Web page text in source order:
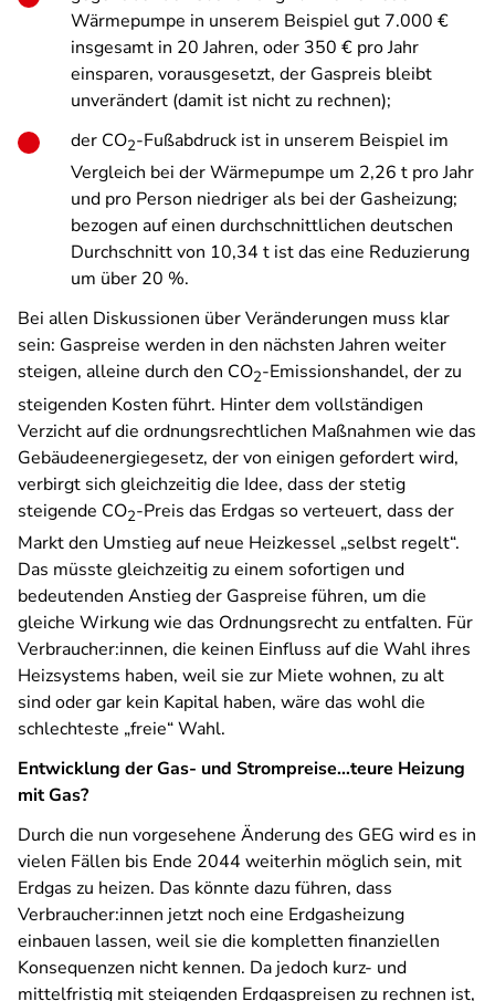
Wärmepumpe in unserem Beispiel gut 7.000 €
insgesamt in 20 Jahren, oder 350 € pro Jahr
einsparen, vorausgesetzt, der Gaspreis bleibt
unverändert (damit ist nicht zu rechnen);
der CO2-Fußabdruck ist in unserem Beispiel im
Vergleich bei der Wärmepumpe um 2,26 t pro Jahr
und pro Person niedriger als bei der Gasheizung;
bezogen auf einen durchschnittlichen deutschen
Durchschnitt von 10,34 t ist das eine Reduzierung
um über 20 %.
Bei allen Diskussionen über Veränderungen muss klar
sein: Gaspreise werden in den nächsten Jahren weiter
steigen, alleine durch den CO2-Emissionshandel, der zu
steigenden Kosten führt. Hinter dem vollständigen
Verzicht auf die ordnungsrechtlichen Maßnahmen wie das
Gebäudeenergiegesetz, der von einigen gefordert wird,
verbirgt sich gleichzeitig die Idee, dass der stetig
steigende CO2-Preis das Erdgas so verteuert, dass der
Markt den Umstieg auf neue Heizkessel „selbst regelt“.
Das müsste gleichzeitig zu einem sofortigen und
bedeutenden Anstieg der Gaspreise führen, um die
gleiche Wirkung wie das Ordnungsrecht zu entfalten. Für
Verbraucher:innen, die keinen Einfluss auf die Wahl ihres
Heizsystems haben, weil sie zur Miete wohnen, zu alt
sind oder gar kein Kapital haben, wäre das wohl die
schlechteste „freie“ Wahl.
Entwicklung der Gas- und Strompreise…teure Heizung
mit Gas?
Durch die nun vorgesehene Änderung des GEG wird es in
vielen Fällen bis Ende 2044 weiterhin möglich sein, mit
Erdgas zu heizen. Das könnte dazu führen, dass
Verbraucher:innen jetzt noch eine Erdgasheizung
einbauen lassen, weil sie die kompletten finanziellen
Konsequenzen nicht kennen. Da jedoch kurz- und
mittelfristig mit steigenden Erdgaspreisen zu rechnen ist,